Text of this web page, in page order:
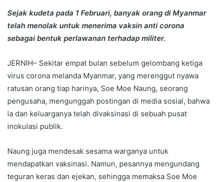
Sejak kudeta pada 1 Februari, banyak orang di Myanmar
telah menolak untuk menerima vaksin anti corona
sebagai bentuk perlawanan terhadap militer.
JERNIH– Sekitar empat bulan sebelum gelombang ketiga
virus corona melanda Myanmar, yang merenggut nyawa
ratusan orang tiap harinya, Soe Moe Naung, seorang
pengusaha, mengunggah postingan di media sosial, bahwa
ia dan keluarganya telah divaksinasi di sebuah pusat
inokulasi publik.
Naung juga mendesak sesama warganya untuk
mendapatkan vaksinasi. Namun, pesannya mengundang
teguran keras dan ejekan, sehingga memaksa Soe Moe